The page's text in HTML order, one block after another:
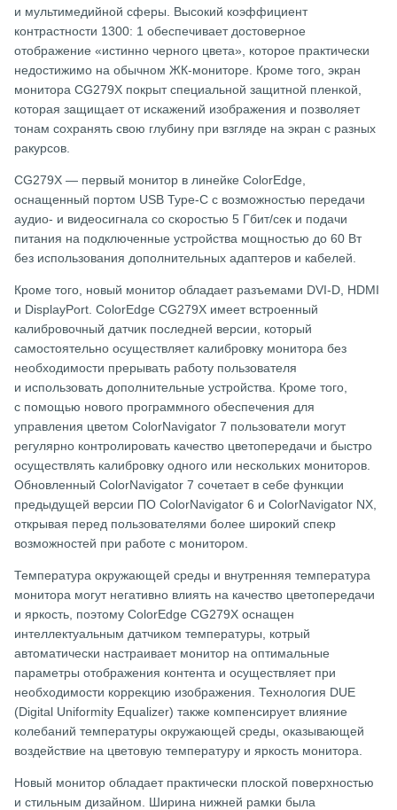
и мультимедийной сферы. Высокий коэффициент
контрастности 1300: 1 обеспечивает достоверное
отображение «истинно черного цвета», которое практически
недостижимо на обычном ЖК-мониторе. Кроме того, экран
монитора CG279X покрыт специальной защитной пленкой,
которая защищает от искажений изображения и позволяет
тонам сохранять свою глубину при взгляде на экран с разных
ракурсов.
CG279X — первый монитор в линейке ColorEdge,
оснащенный портом USB Type-C с возможностью передачи
аудио- и видеосигнала со скоростью 5 Гбит/сек и подачи
питания на подключенные устройства мощностью до 60 Вт
без использования дополнительных адаптеров и кабелей.
Кроме того, новый монитор обладает разъемами DVI-D, HDMI
и DisplayPort. ColorEdge CG279X имеет встроенный
калибровочный датчик последней версии, который
самостоятельно осуществляет калибровку монитора без
необходимости прерывать работу пользователя
и использовать дополнительные устройства. Кроме того,
с помощью нового программного обеспечения для
управления цветом ColorNavigator 7 пользователи могут
регулярно контролировать качество цветопередачи и быстро
осуществлять калибровку одного или нескольких мониторов.
Обновленный ColorNavigator 7 сочетает в себе функции
предыдущей версии ПО ColorNavigator 6 и ColorNavigator NX,
открывая перед пользователями более широкий спекр
возможностей при работе с монитором.
Температура окружающей среды и внутренняя температура
монитора могут негативно влиять на качество цветопередачи
и яркость, поэтому ColorEdge CG279X оснащен
интеллектуальным датчиком температуры, котрый
автоматически настраивает монитор на оптимальные
параметры отображения контента и осуществляет при
необходимости коррекцию изображения. Технология DUE
(Digital Uniformity Equalizer) также компенсирует влияние
колебаний температуры окружающей среды, оказывающей
воздействие на цветовую температуру и яркость монитора.
Новый монитор обладает практически плоской поверхностью
и стильным дизайном. Ширина нижней рамки была